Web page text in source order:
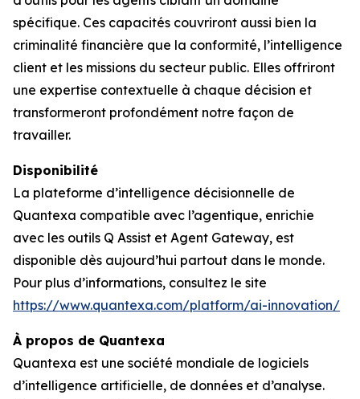
spécifique. Ces capacités couvriront aussi bien la
criminalité financière que la conformité, l’intelligence
client et les missions du secteur public. Elles offriront
une expertise contextuelle à chaque décision et
transformeront profondément notre façon de
travailler.
Disponibilité
La plateforme d’intelligence décisionnelle de
Quantexa compatible avec l’agentique, enrichie
avec les outils Q Assist et Agent Gateway, est
disponible dès aujourd’hui partout dans le monde.
Pour plus d’informations, consultez le site
https://www.quantexa.com/platform/ai-innovation/
À propos de Quantexa
Quantexa est une société mondiale de logiciels
d’intelligence artificielle, de données et d’analyse.